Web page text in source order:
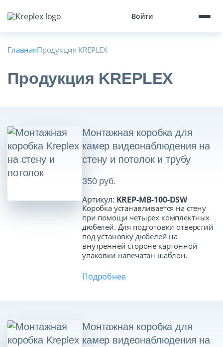
Войти
ГлавнаяПродукция KREPLEX
Продукция KREPLEX
Монтажная коробка для
камер видеонаблюдения на
стену и потолок и трубу
350 руб.
Артикул: KREP-MB-100-DSW
Коробка устанавливается на стену
при помощи четырех комплектных
дюбелей. Для подготовки отверстий
под установку дюбелей на
внутренней стороне картонной
упаковки напечатан шаблон.
Подробнее
Монтажная коробка для
камер видеонаблюдения на